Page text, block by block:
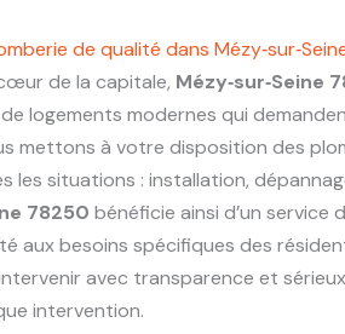
de qualité dans
de la capitale, Mézy‑sur‑Seine
logements modernes qui
mettons à votre disposition des
les situations : installation,
78250 bénéficie ainsi d’un service
aux besoins spécifiques des
avec transparence et
intervention.